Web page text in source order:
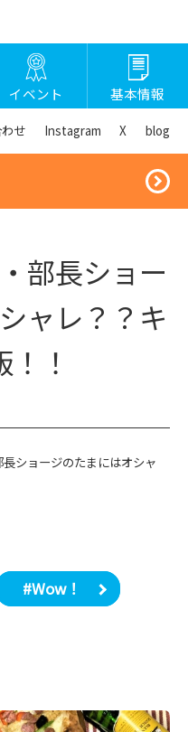
イベント 基本情報
せ Instagram X blog
部長ショー
ャレ？？キ
！
ショージのたまにはオシャ
#Wow！